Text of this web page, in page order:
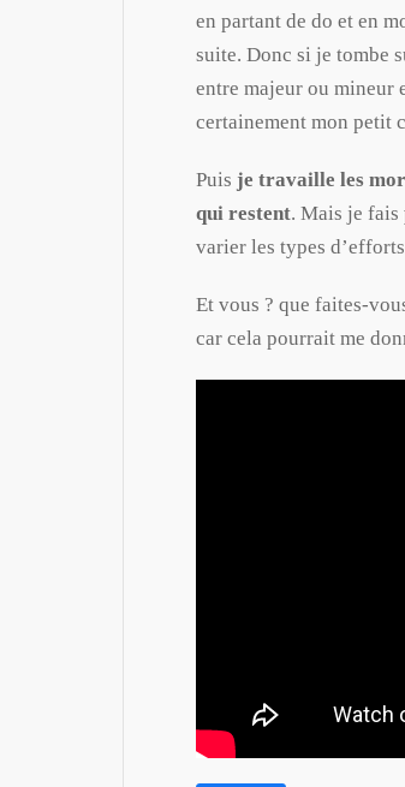
en partant de do et en
suite. Donc si je tombe
entre majeur ou mineur
certainement mon petit
Puis je travaille les
qui restent. Mais je fais
varier les types
Et vous ? que faites-
car cela pourrait me